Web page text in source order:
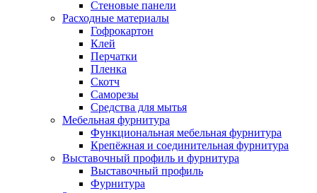
Стеновые панели
Расходные материалы
Гофрокартон
Клей
Перчатки
Пленка
Скотч
Саморезы
Средства для мытья
Мебельная фурнитура
Функциональная мебельная фурнитура
Крепёжная и соединительная фурнитура
Выставочный профиль и фурнитура
Выставочный профиль
Фурнитура